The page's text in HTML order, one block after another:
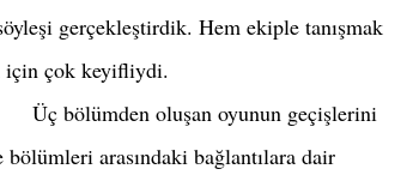
gerçekleştirdik. Hem ekiple tanışmak
için çok keyifliydi.
bölümleri arasındaki bağlantılara dair